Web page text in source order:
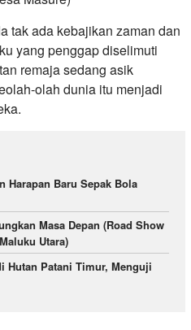
tak ada kebajikan zaman dan
yang penggap diselimuti
remaja sedang asik
olah dunia itu menjadi
Harapan Baru Sepak Bola
Masa Depan (Road Show
Utara)
Hutan Patani Timur, Menguji